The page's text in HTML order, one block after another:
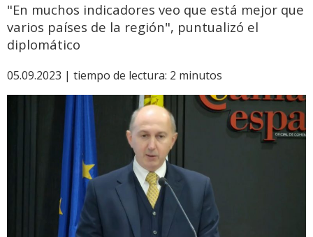
"En muchos indicadores veo que está mejor que
varios países de la región", puntualizó el
diplomático
05.09.2023 | tiempo de lectura: 2 minutos